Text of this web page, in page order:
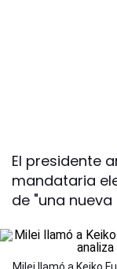
El presidente
mandataria
de "una